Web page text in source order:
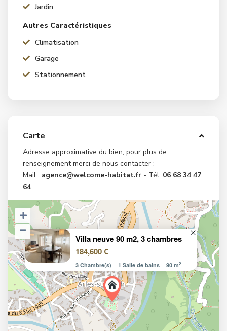
Jardin
Autres Caractéristiques
Climatisation
Garage
Stationnement
Carte
Adresse approximative du bien, pour plus de
renseignement merci de nous contacter :
Mail : agence@welcome-habitat.fr - Tél. 06 68 34 47
64
Villa neuve 90 m2, 3 chambres
184,600 €
3 Chambre(s) 1 Salle de bains 90 m2